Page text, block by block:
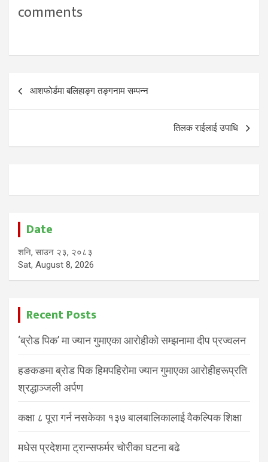
comments
Post
navigation
आशफोर्डमा बलिहाङ्ग तङ्गनाम सम्पन्न
तिलक राईलाई उपाधि
Date
शनि, साउन २३, २०८३
Sat, August 8, 2026
Recent Posts
‘ब्रोड पिक’ मा ज्यान गुमाएका आरोहीको सम्झनामा दीप प्रज्वलन
हङकङमा ब्रोड पिक हिमपहिरोमा ज्यान गुमाएका आरोहीहरूप्रति
श्रद्धाञ्जली अर्पण
कक्षा ८ पूरा गर्न नसकेका १३७ बालबालिकालाई वैकल्पिक शिक्षा
मधेस प्रदेशमा ट्रान्सफर्मर चोरीका घटना बढे